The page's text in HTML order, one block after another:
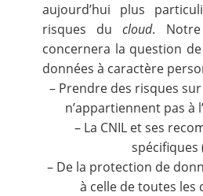
aujourd’hui plus
risques ducloud.
concernera la question
données à caractère
– Prendre des risques
n’appartiennent pas à
– La CNIL et ses
spécifiques
– De la protection de
à celle de toutes les